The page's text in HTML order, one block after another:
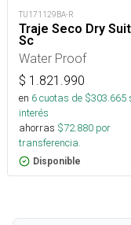
TU171129BA-R
Traje Seco Dry
Sc
Water Proof
$ 1.821.990
en 6cuotas de $303.665
interés
ahorras $72.880 por
transferencia.
Disponible